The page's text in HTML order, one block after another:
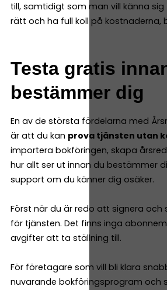
till, samtidigt som man vill känna
rätt och ha full koll på kostnaderna,
Testa gratis
bestämmer dig
En av de största fördelarna med
är att du kan prova tjänsten utan
importera bokföringen, skapa
hur allt ser ut innan du bestämmer
support om du känner dig osäker.
Först när du är redo att signera och
för tjänsten. Det finns inga
avgifter att ta ställning till.
För företagare som vill bli klara
nuvarande bokföringsprogram och